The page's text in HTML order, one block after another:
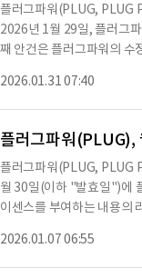
안 2에 대한 투표 외에 다
에 참석하고, 원래 예정된
월 12일에 증권거래위원회
장 및 기타 관련 문서를 제
플러그파워(PLUG, PLUG
2026년 1월 29일, 플러그
째 안건은 플러그파워의 수
다.세 번째 안건은 특별 회
당 1표의 투표권을 가졌다.
며, 이는 특별 회의에서 투
결과는 다음과 같다.첫 번
7,120,142표였다.두 번째
였다.세 번째 안건에 대한
파워는 특별 회의를 2026
워
2026.01.31 07:40
플러그파워(PLUG),
플러그파워(PLUG, PLUG
월 30일(이하 "발효일")에
이센스를 부여하는 내용의
적으로 합리적인 노력을 기
마트는 특정 상황에서 산업
2026.01.07 06:55